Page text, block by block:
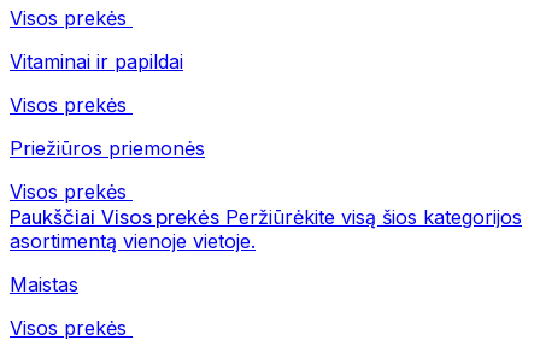
Visos prekės
Vitaminai ir papildai
Visos prekės
Priežiūros priemonės
Visos prekės
Paukščiai Visos prekės Peržiūrėkite visą šios kategorijos
asortimentą vienoje vietoje.
Maistas
Visos prekės